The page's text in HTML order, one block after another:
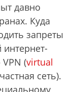
давно
Куда
запреты
(virtual
сеть).